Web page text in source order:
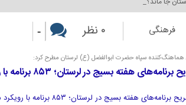
فرهنگی ۰ نظر -
هماهنگ‌کننده سپاه حضرت ابوالفضل (ع) لرستان مطرح کرد:
هفته بسیج در لرستان؛ ۸۵۳ برنامه با رویکرد مردم‌محور برگزار می‌شود
هفته بسیج در لرستان؛ ۸۵۳ برنامه با رویکرد مردم‌محور برگزار می‌شود